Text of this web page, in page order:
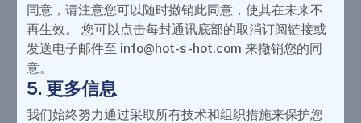
同意，请注意您可以随时撤销此同意，使其在未来不
再生效。 您可以点击每封通讯底部的取消订阅链接或
发送电子邮件至 info@hot-s-hot.com 来撤销您的同
意。
5. 更多信息
我们始终努力通过采取所有技术和组织措施来保护您